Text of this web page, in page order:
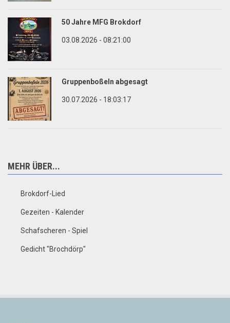
50 Jahre MFG Brokdorf
03.08.2026 - 08:21:00
Gruppenboßeln abgesagt
30.07.2026 - 18:03:17
MEHR ÜBER...
Brokdorf-Lied
Gezeiten - Kalender
Schafscheren - Spiel
Gedicht "Brochdörp"